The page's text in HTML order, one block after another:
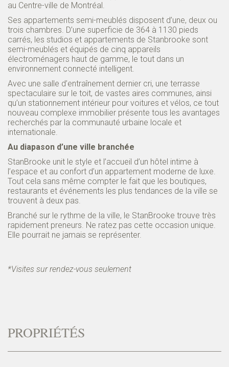
au Centre-ville de Montréal.
Ses appartements semi-meublés disposent d’une, deux ou
trois chambres. D’une superficie de 364 à 1130 pieds
carrés, les studios et appartements de Stanbrooke sont
semi-meublés et équipés de cinq appareils
électroménagers haut de gamme, le tout dans un
environnement connecté intelligent.
Avec une salle d’entraînement dernier cri, une terrasse
spectaculaire sur le toit, de vastes aires communes, ainsi
qu’un stationnement intérieur pour voitures et vélos, ce tout
nouveau complexe immobilier présente tous les avantages
recherchés par la communauté urbaine locale et
internationale.
Au diapason d’une ville branchée
StanBrooke unit le style et l’accueil d’un hôtel intime à
l’espace et au confort d’un appartement moderne de luxe.
Tout cela sans même compter le fait que les boutiques,
restaurants et événements les plus tendances de la ville se
trouvent à deux pas.
Branché sur le rythme de la ville, le StanBrooke trouve très
rapidement preneurs. Ne ratez pas cette occasion unique.
Elle pourrait ne jamais se représenter.
*Visites sur rendez-vous seulement
PROPRIÉTÉS